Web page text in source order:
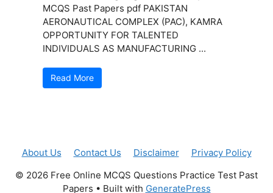
MCQS Past Papers pdf PAKISTAN
AERONAUTICAL COMPLEX (PAC), KAMRA
OPPORTUNITY FOR TALENTED
INDIVIDUALS AS MANUFACTURING ...
Read More
About Us Contact Us Disclaimer
Privacy Policy
© 2026 Free Online MCQS Questions Practice Test Past
Papers • Built with GeneratePress